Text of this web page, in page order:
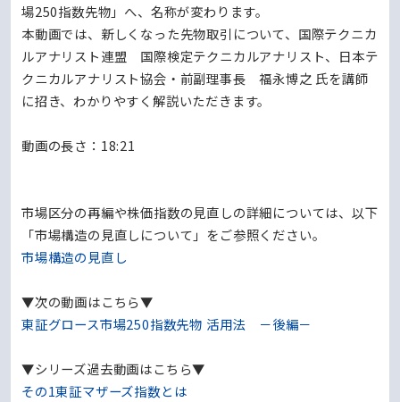
場250指数先物」へ、名称が変わります。
本動画では、新しくなった先物取引について、国際テクニカ
ルアナリスト連盟 国際検定テクニカルアナリスト、日本テ
クニカルアナリスト協会・前副理事長 福永博之 氏を講師
に招き、わかりやすく解説いただきます。
動画の長さ：18:21
市場区分の再編や株価指数の見直しの詳細については、以下
「市場構造の見直しについて」をご参照ください。
市場構造の見直し
▼次の動画はこちら▼
東証グロース市場250指数先物 活用法 －後編－
▼シリーズ過去動画はこちら▼
その1東証マザーズ指数とは